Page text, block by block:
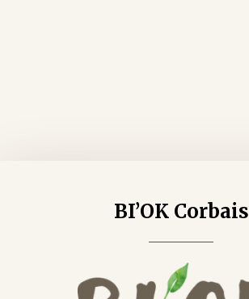
BI’OK Corbais